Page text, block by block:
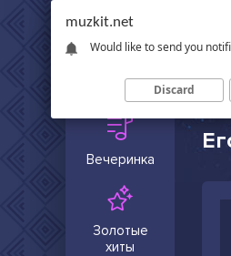
Вечеринка
Золотые
хиты
muzkit.net
Would like to send you
Discard